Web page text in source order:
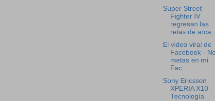
Super Street
Fighter IV
regresan las
retas de
El video viral de
Facebook -
metas en mi
Fac...
Sony Ericsson
XPERIA X10 -
Tecnología